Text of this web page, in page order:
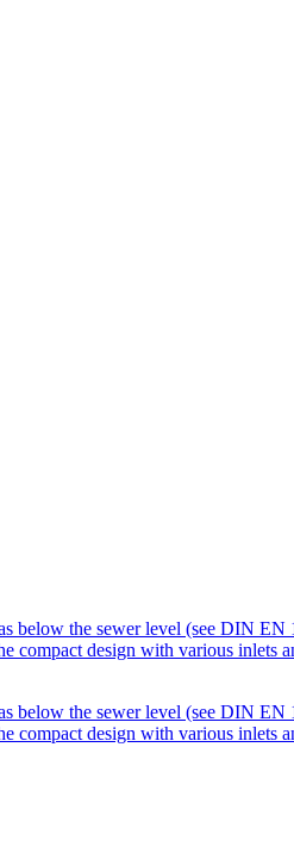
below the sewer level (see DIN
design with various inlets
below the sewer level (see DIN
design with various inlets